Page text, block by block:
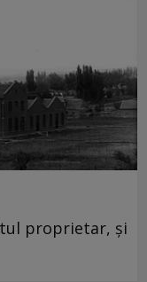
proprietar, și